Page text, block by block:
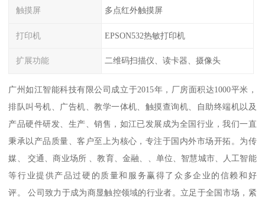
触摸屏 多点红外触摸屏
打印机 EPSON532热敏打印机
扩展功能 二维码扫描仪、读卡器、摄像头
广州如江智能科技有限公司成立于2015年，厂房面积达1000平米，
排队叫号机、广告机、教学一体机、触摸查询机、自助终端机以及
产品硬件研发、生产、销售，如江已发展成为全国行业，我们一直
秉承以产品质量、客户至上为核心，专注于国内外市场开拓。为传
媒、 交通、商业场所 、教育、金融、、单位、智慧城市、人工智能
等行业提供产品过硬的质量和服务赢得了众多企业的信赖和好
评。 公司致力于成为商显触控领域的行业者。立足于全国市场，紧